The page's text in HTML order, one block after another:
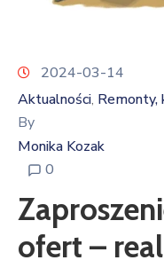
2024-03-14
Aktualności‚ Remonty,
By
Monika Kozak
0
ofert –